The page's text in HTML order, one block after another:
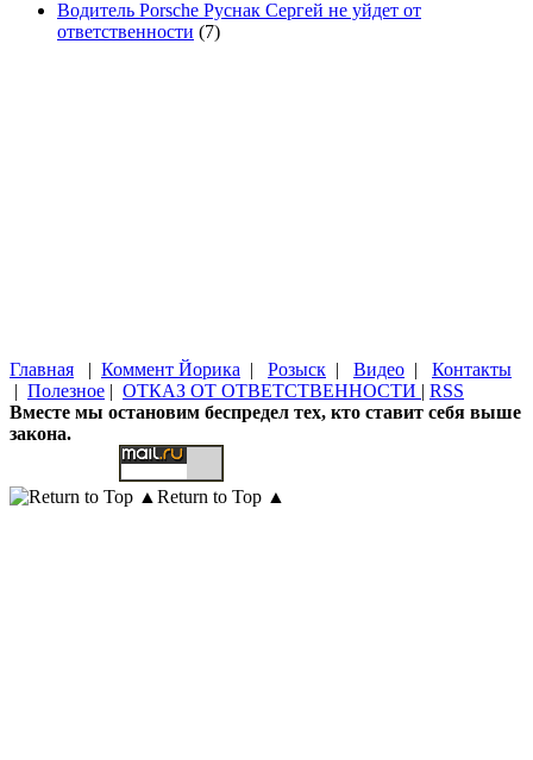
Водитель Porsche Руснак Сергей не уйдет от
ответственности (7)
Главная | Коммент Йорика | Розыск | Видео | Контакты
| Полезное | ОТКАЗ ОТ ОТВЕТСТВЕННОСТИ | RSS
Вместе мы остановим беспредел тех, кто ставит себя выше
закона.
Return to Top ▲